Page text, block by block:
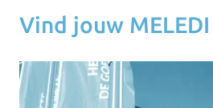
Vind jouw MELEDI